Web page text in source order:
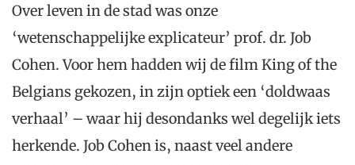
Over leven in de stad was onze
‘wetenschappelijke explicateur’ prof. dr. Job
Cohen. Voor hem hadden wij de film King of the
Belgians gekozen, in zijn optiek een ‘doldwaas
verhaal’ – waar hij desondanks wel degelijk iets
herkende. Job Cohen is, naast veel andere